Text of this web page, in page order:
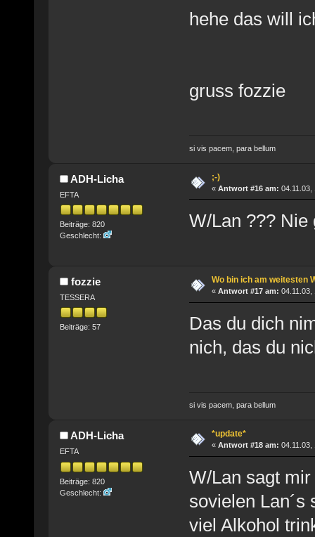
hehe das will
gruss fozzie
si vis pacem, para bellum
ADH-Licha
EFTA
Beiträge: 820
Geschlecht:
;-)
« Antwort #16 am: 04.11.03,
W/Lan ???
fozzie
TESSERA
Beiträge: 57
Wo bin ich am weitesten
« Antwort #17 am: 04.11.03,
Das du dich
nich, das du
si vis pacem, para bellum
ADH-Licha
EFTA
Beiträge: 820
Geschlecht:
*update*
« Antwort #18 am: 04.11.03,
W/Lan sagt
sovielen Lan´s
viel Alkohol